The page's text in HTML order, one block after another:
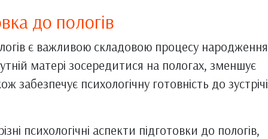
до пологів
є важливою складовою процесу народження
матері зосередитися на пологах, зменшує
забезпечує психологічну готовність до зустрічі
психологічні аспекти підготовки до пологів,